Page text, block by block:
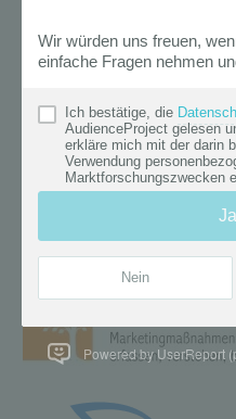
Powered by UserReport